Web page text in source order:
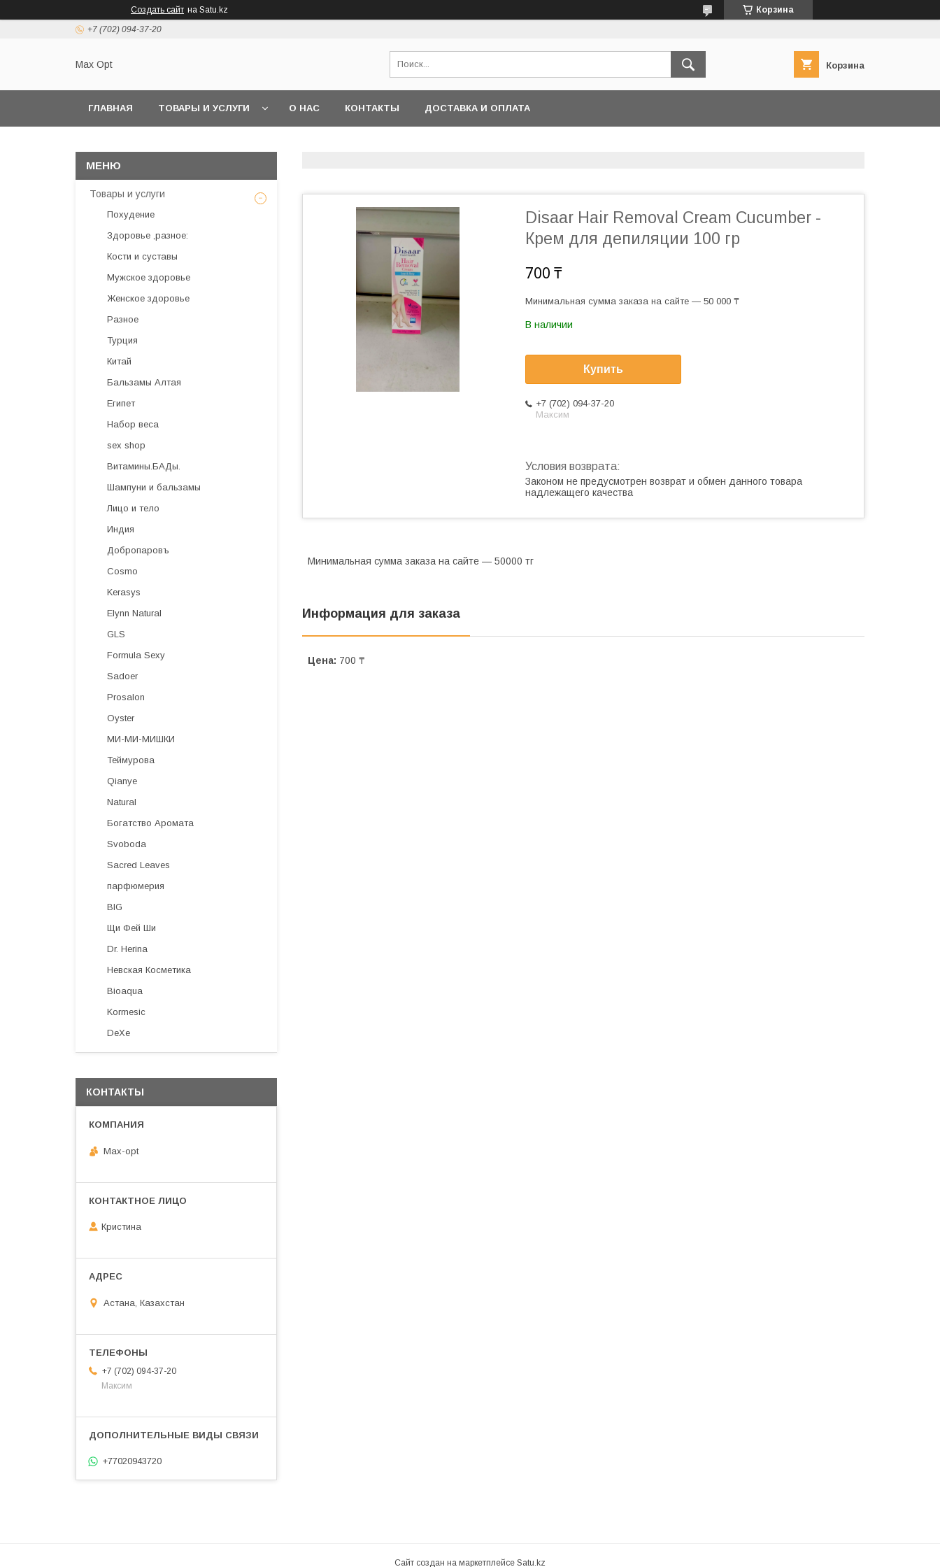
Создать сайт на Satu.kz Корзина
+7 (702) 094-37-20
Max Opt Корзина
ГЛАВНАЯ ТОВАРЫ И УСЛУГИ О НАС КОНТАКТЫ ДОСТАВКА И ОПЛАТА
Disaar Hair Removal Cream Cucumber -
Крем для депиляции 100 гр
700 ₸
Минимальная сумма заказа на сайте — 50 000 ₸
В наличии
Купить
+7 (702) 094-37-20
Максим
Законом не предусмотрен возврат и обмен данного товара
надлежащего качества
Минимальная сумма заказа на сайте — 50000 тг
Информация для заказа
Цена: 700 ₸
Товары и услуги
Похудение
Здоровье ,разное:
Кости и суставы
Мужское здоровье
Женское здоровье
Разное
Турция
Китай
Бальзамы Алтая
Египет
Набор веса
sex shop
Витамины.БАДы.
Шампуни и бальзамы
Лицо и тело
Индия
Добропаровъ
Cosmo
Kerasys
Elynn Natural
GLS
Formula Sexy
Sadoer
Prosalon
Oyster
МИ-МИ-МИШКИ
Теймурова
Qianye
Natural
Богатство Аромата
Svoboda
Sacred Leaves
парфюмерия
BIG
Щи Фей Ши
Dr. Herina
Невская Косметика
Bioaqua
Kormesic
DeXe
КОНТАКТЫ
Max-opt
Кристина
Астана, Казахстан
+7 (702) 094-37-20
Максим
+77020943720
Сайт создан на маркетплейсе Satu.kz